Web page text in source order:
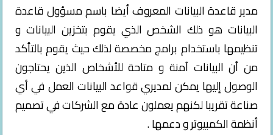
مدير قاعدة البيانات المعروف أيضا باسم مسؤول قاعدة
البيانات هو ذلك الشخص الذي يقوم بتخزين البيانات و
تنظيمها باستخدام برامج مخصصة لذلك حيث يقوم بالتأكد
من أن البيانات آمنة و متاحة للأشخاص الذين يحتاجون
الوصول إليها يمكن لمديري قواعد البيانات العمل في أي
صناعة تقريبا لكنهم يعملون عادة مع الشركات في تصميم
أنظمة الكمبيوتر و دعمها .